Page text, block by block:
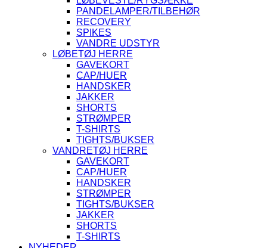
PANDELAMPER/TILBEHØR
RECOVERY
SPIKES
VANDRE UDSTYR
LØBETØJ HERRE
GAVEKORT
CAP/HUER
HANDSKER
JAKKER
SHORTS
STRØMPER
T-SHIRTS
TIGHTS/BUKSER
VANDRETØJ HERRE
GAVEKORT
CAP/HUER
HANDSKER
STRØMPER
TIGHTS/BUKSER
JAKKER
SHORTS
T-SHIRTS